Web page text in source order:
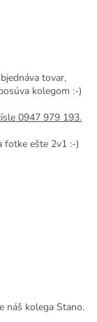
tovar,
kolegom :-)
0947 979 193.
fotke ešte 2v1 :-)
náš kolega Stano.